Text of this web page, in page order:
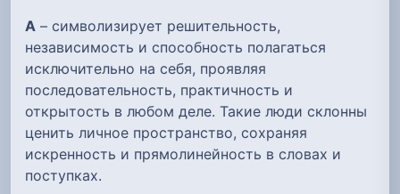
А – символизирует решительность,
независимость и способность полагаться
исключительно на себя, проявляя
последовательность, практичность и
открытость в любом деле. Такие люди склонны
ценить личное пространство, сохраняя
искренность и прямолинейность в словах и
поступках.